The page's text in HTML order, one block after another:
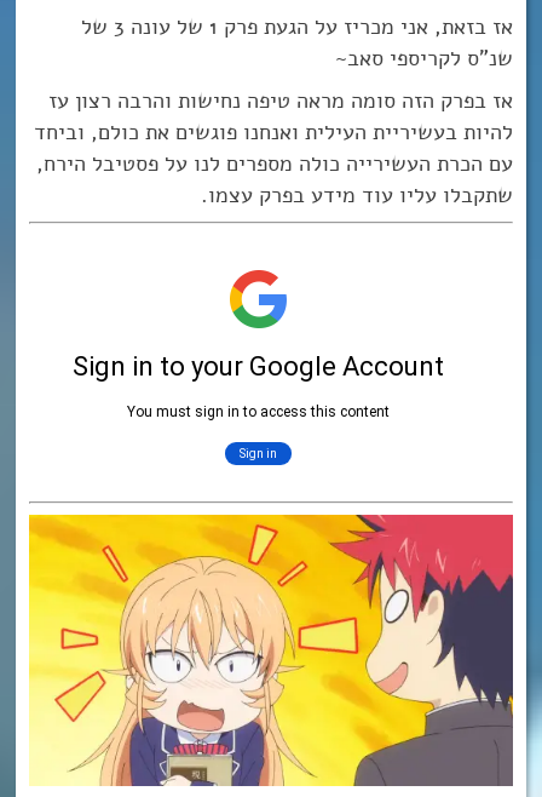
אז בזאת, אני מכריז על הגעת פרק 1 של עונה 3 של
שנ”ס לקריספי סאב~
אז בפרק הזה סומה מראה טיפה נחישות והרבה רצון עז
להיות בעשיריית העילית ואנחנו פוגשים את כולם, וביחד
עם הכרת העשירייה כולה מספרים לנו על פסטיבל הירח,
שתקבלו עליו עוד מידע בפרק עצמו.